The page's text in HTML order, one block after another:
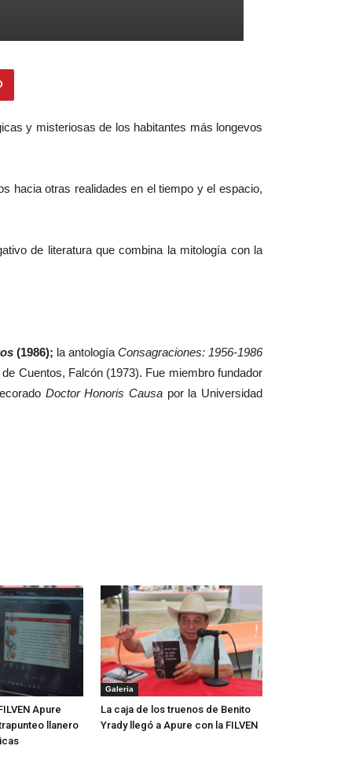
y misteriosas de los habitantes más longevos
hacia otras realidades en el tiempo y el espacio,
de literatura que combina la mitología con la
(1986); la antologíaConsagraciones: 1956-1986
Cuentos, Falcón (1973). Fue miembro fundador
Doctor Honoris Causa por la Universidad
Apure
llanero
Galeria
La caja de los truenos de Benito
Yrady llegó a Apure con la FILVEN